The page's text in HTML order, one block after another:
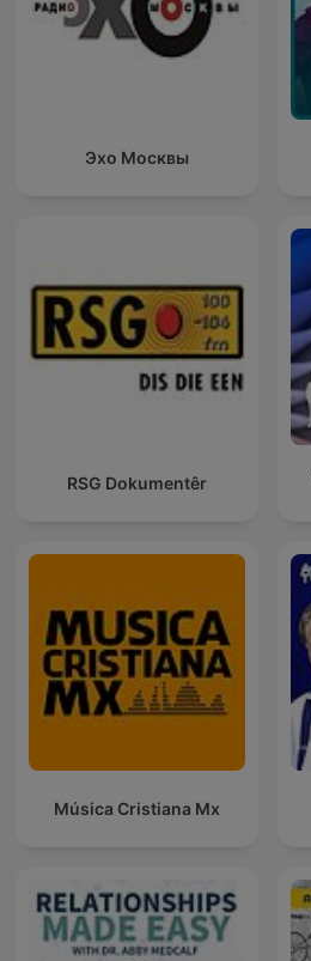
Эхо Москвы
RSG Dokumentêr
Música Cristiana Mx